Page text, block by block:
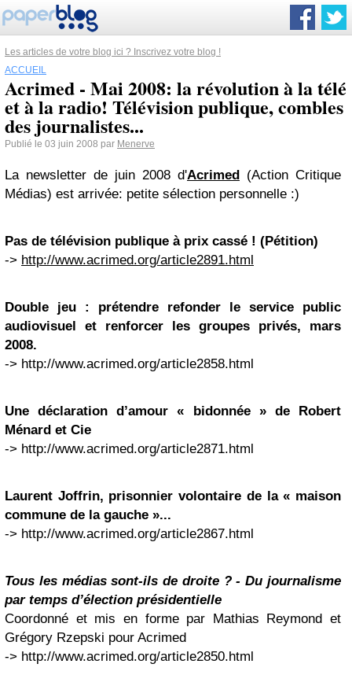
Les articles de votre blog ici ? Inscrivez votre blog !
ACCUEIL
Acrimed - Mai 2008: la révolution à la télé
et à la radio! Télévision publique, combles
des journalistes...
Publié le 03 juin 2008 par Menerve
La newsletter de juin 2008 d'Acrimed (Action Critique
Médias) est arrivée: petite sélection personnelle :)
Pas de télévision publique à prix cassé ! (Pétition)
-> http://www.acrimed.org/article2891.html
Double jeu : prétendre refonder le service public
audiovisuel et renforcer les groupes privés, mars
2008.
-> http://www.acrimed.org/article2858.html
Une déclaration d’amour « bidonnée » de Robert
Ménard et Cie
-> http://www.acrimed.org/article2871.html
Laurent Joffrin, prisonnier volontaire de la « maison
commune de la gauche »...
-> http://www.acrimed.org/article2867.html
Tous les médias sont-ils de droite ? - Du journalisme
par temps d’élection présidentielle
Coordonné et mis en forme par Mathias Reymond et
Grégory Rzepski pour Acrimed
-> http://www.acrimed.org/article2850.html